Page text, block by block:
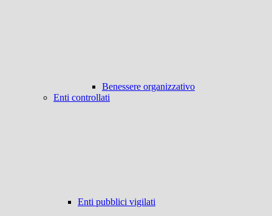
Benessere organizzativo
Enti controllati
Enti pubblici vigilati